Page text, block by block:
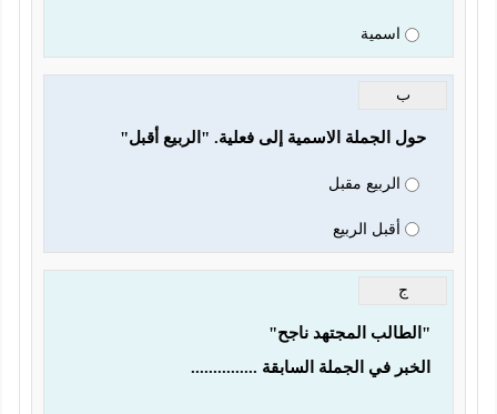
اسمية
ب
الربيع مقبل
أقبل الربيع
ج
"الطالب المجتهد ناجح"
الخبر في الجملة السابقة ...............